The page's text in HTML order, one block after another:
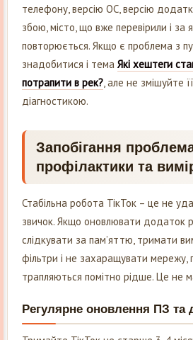
телефону, версію ОС, версію
збою, місто, що вже перевірили і за
повторюється. Якщо є проблема з
знадобитися і тема Які хештеги
потрапити в рек?, але не змішуйте
діагностикою.
Запобігання
профілактики та
Стабільна робота ТікТок – це не
звичок. Якщо оновлювати додаток
слідкувати за пам’яттю, тримати
фільтри і не захаращувати мережу,
трапляються помітно рідше. Це не
Регулярне оновлення ПЗ та